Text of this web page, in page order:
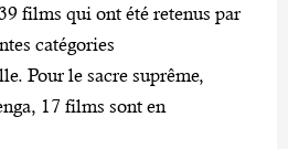
films qui ont été retenus par
catégories
Pour le sacre suprême,
17 films sont en